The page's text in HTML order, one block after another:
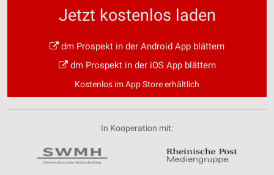
Jetzt kostenlos laden
dm Prospekt in der Android App blättern
dm Prospekt in der iOS App blättern
Kostenlos im App Store erhältlich
In Kooperation mit: